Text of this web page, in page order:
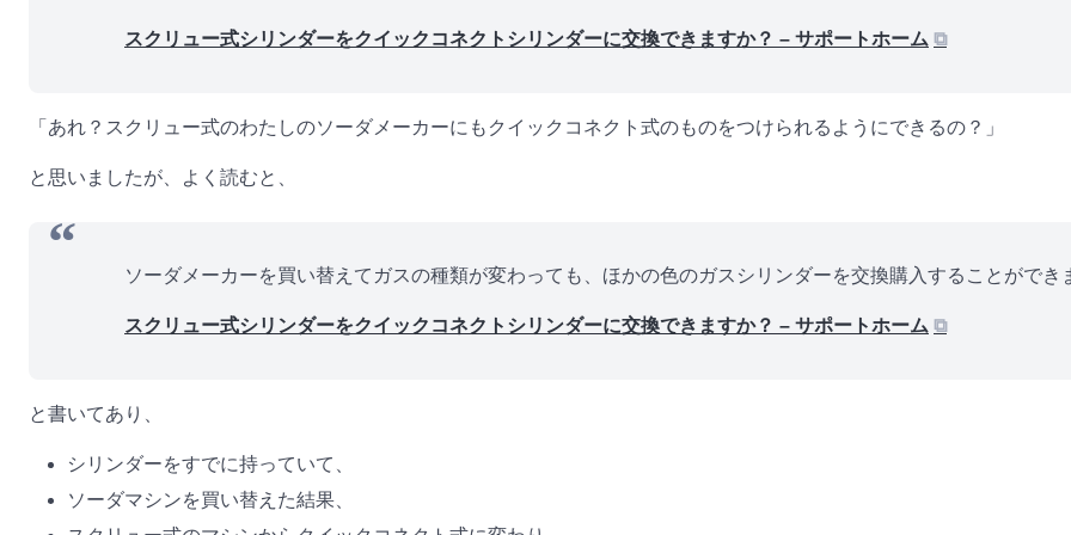
スクリュー式シリンダーをクイックコネクトシリンダーに交換できますか？ – サポートホーム ⧉
「あれ？スクリュー式のわたしのソーダメーカーにもクイックコネクト式のものをつけられるようにできるの？」
と思いましたが、よく読むと、
ソーダメーカーを買い替えてガスの種類が変わっても、ほかの色のガスシリンダーを交換購入することができ
スクリュー式シリンダーをクイックコネクトシリンダーに交換できますか？ – サポートホーム ⧉
と書いてあり、
シリンダーをすでに持っていて、
ソーダマシンを買い替えた結果、